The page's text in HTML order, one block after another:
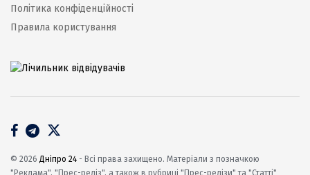
Політика конфіденційності
Правила користування
© 2026 Дніпро 24 - Всі права захищено. Матеріали з позначкою
"Реклама", "Прес-реліз", а також в рубриці "Прес-релізи" та "Статті"